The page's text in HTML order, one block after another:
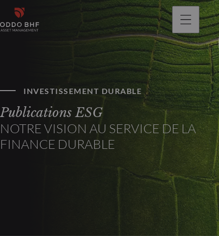
INVESTISSEMENT DURABLE
Publications ESG
NOTRE VISION AU SERVICE DE LA
FINANCE DURABLE